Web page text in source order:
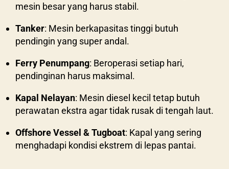
mesin besar yang harus stabil.
Tanker: Mesin berkapasitas tinggi butuh
pendingin yang super andal.
Ferry Penumpang: Beroperasi setiap hari,
pendinginan harus maksimal.
Kapal Nelayan: Mesin diesel kecil tetap butuh
perawatan ekstra agar tidak rusak di tengah laut.
Offshore Vessel & Tugboat: Kapal yang sering
menghadapi kondisi ekstrem di lepas pantai.